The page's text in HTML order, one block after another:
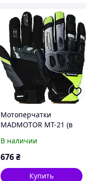
Мотоперчатки
MADMOTOR MT-21 (в
В наличии
676 ₴
Купить